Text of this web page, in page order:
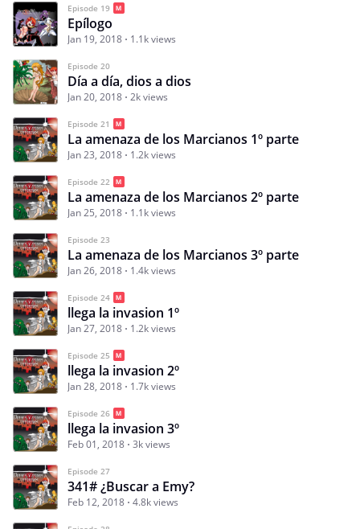
Episode 19
Epílogo
Jan 19, 2018 1.1k views
Episode 20
Día a día, dios a dios
Jan 20, 2018 2k views
Episode 21
La amenaza de los Marcianos 1º parte
Jan 23, 2018 1.2k views
Episode 22
La amenaza de los Marcianos 2º parte
Jan 25, 2018 1.1k views
Episode 23
La amenaza de los Marcianos 3º parte
Jan 26, 2018 1.4k views
Episode 24
llega la invasion 1º
Jan 27, 2018 1.2k views
Episode 25
llega la invasion 2º
Jan 28, 2018 1.7k views
Episode 26
llega la invasion 3º
Feb 01, 2018 3k views
Episode 27
341# ¿Buscar a Emy?
Feb 12, 2018 4.8k views